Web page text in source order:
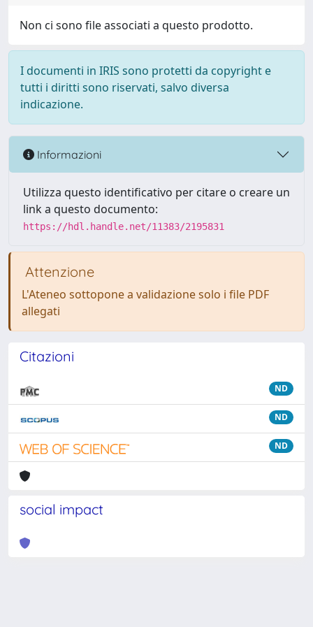
Non ci sono file associati a questo prodotto.
I documenti in IRIS sono protetti da copyright e
tutti i diritti sono riservati, salvo diversa
indicazione.
Informazioni
Utilizza questo identificativo per citare o creare un
link a questo documento:
https://hdl.handle.net/11383/2195831
Attenzione
L'Ateneo sottopone a validazione solo i file PDF
allegati
Citazioni
ND
ND
ND
social impact